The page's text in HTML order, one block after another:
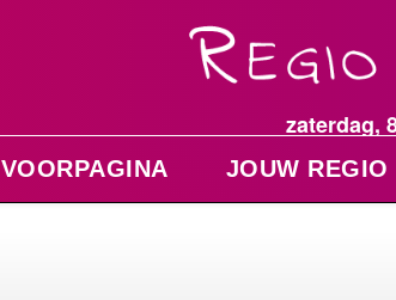
zaterdag,
VOORPAGINA JOUW REGIO